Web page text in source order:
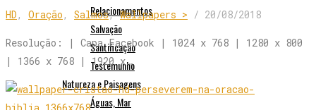
Relacionamentos
Salvação
Santificação
Testemunho
Natureza e Paisagens
Águas, Mar
HD , Oração , Salmos,Wallpapers > / 20/08/2018
Resolução: | Capa Facebook | 1024 x 768 | 1280 x 800
| 1366 x 768 | 1920 x…